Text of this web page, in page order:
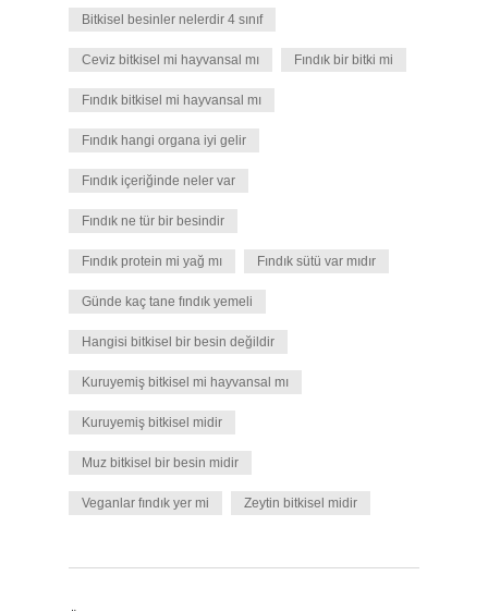
Bitkisel besinler nelerdir 4 sınıf
Ceviz bitkisel mi hayvansal mı Fındık bir bitki mi
Fındık bitkisel mi hayvansal mı
Fındık hangi organa iyi gelir
Fındık içeriğinde neler var
Fındık ne tür bir besindir
Fındık protein mi yağ mı Fındık sütü var mıdır
Günde kaç tane fındık yemeli
Hangisi bitkisel bir besin değildir
Kuruyemiş bitkisel mi hayvansal mı
Kuruyemiş bitkisel midir
Muz bitkisel bir besin midir
Veganlar fındık yer mi Zeytin bitkisel midir